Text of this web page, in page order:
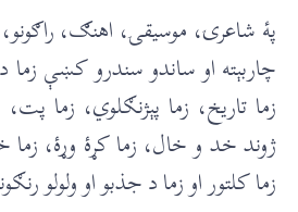
پۀ شاعرۍ، موسيقۍ، اهنګ، راګونو،
چاربېته او ساندو سندرو کښې
زما تاريخ، زما پېژنګلوي، زما
ژوند خد و خال، زما کړۀ وړۀ، زما
زما کلتور او زما د جذبو او ولولو